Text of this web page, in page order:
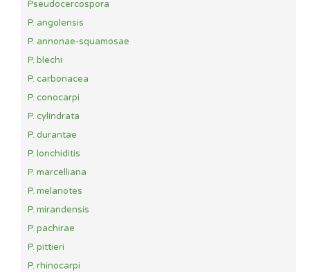
Pseudocercospora
P. angolensis
P. annonae-squamosae
P. blechi
P. carbonacea
P. conocarpi
P. cylindrata
P. durantae
P. lonchiditis
P. marcelliana
P. melanotes
P. mirandensis
P. pachirae
P. pittieri
P. rhinocarpi